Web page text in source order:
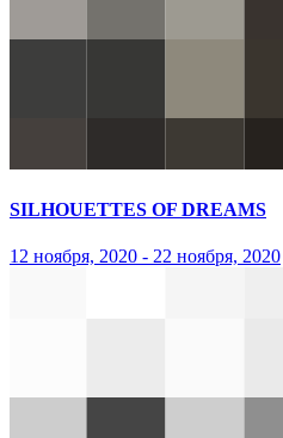
SILHOUETTES OF DREAMS
12 ноября, 2020 - 22 ноября, 2020